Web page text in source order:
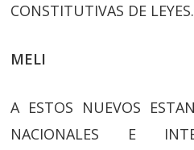
CONSTITUTIVAS DE LEYES.
MELI
A ESTOS NUEVOS
NACIONALES E